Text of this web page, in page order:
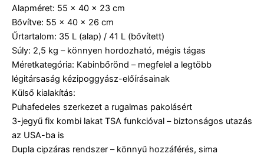
Alapméret: 55 x 40 x 23 cm
Bővítve: 55 x 40 x 26 cm
Űrtartalom: 35 L (alap) / 41 L (bővített)
Súly: 2,5 kg – könnyen hordozható, mégis tágas
Méretkategória: Kabinbőrönd – megfelel a legtöbb
légitársaság kézipoggyász-előírásainak
Külső kialakítás:
Puhafedeles szerkezet a rugalmas pakolásért
3-jegyű fix kombi lakat TSA funkcióval – biztonságos utazás
az USA-ba is
Dupla cipzáras rendszer – könnyű hozzáférés, sima